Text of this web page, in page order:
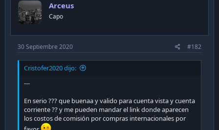
Arceus
Capo
30 Septiembre 2020 #182
Cristofer2020 dijo:
---
En serio ??? que buenaa y valido para cuenta vista y cuenta
corriente ?? y me pueden mandar el link donde aparecen
los costos de comisión por compras internacionales por